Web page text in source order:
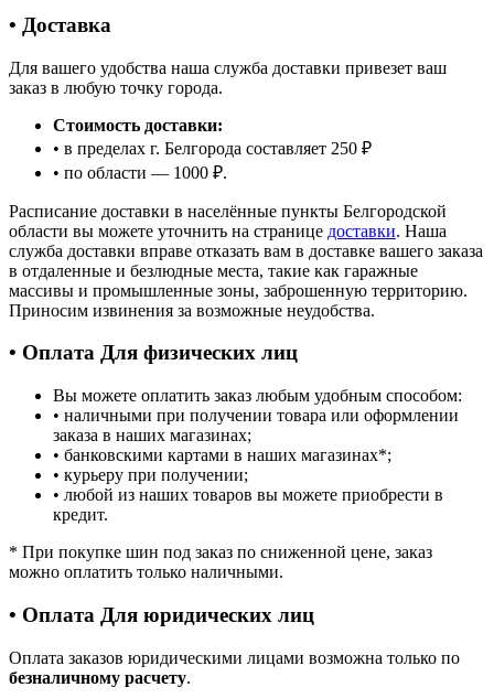
• Доставка
Для вашего удобства наша служба доставки привезет ваш
заказ в любую точку города.
Стоимость доставки:
• в пределах г. Белгорода составляет 250 ₽
• по области — 1000 ₽.
Расписание доставки в населённые пункты Белгородской
области вы можете уточнить на странице доставки. Наша
служба доставки вправе отказать вам в доставке вашего заказа
в отдаленные и безлюдные места, такие как гаражные
массивы и промышленные зоны, заброшенную территорию.
Приносим извинения за возможные неудобства.
• Оплата Для физических лиц
Вы можете оплатить заказ любым удобным способом:
• наличными при получении товара или оформлении
заказа в наших магазинах;
• банковскими картами в наших магазинах*;
• курьеру при получении;
• любой из наших товаров вы можете приобрести в
кредит.
* При покупке шин под заказ по сниженной цене, заказ
можно оплатить только наличными.
• Оплата Для юридических лиц
Оплата заказов юридическими лицами возможна только по
безналичному расчету.